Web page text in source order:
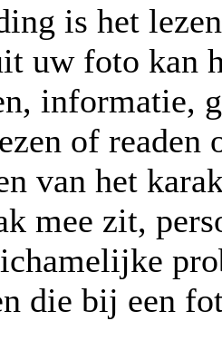
is het
uw foto kan
informatie,
of readen
van het
mee zit,
die bij een